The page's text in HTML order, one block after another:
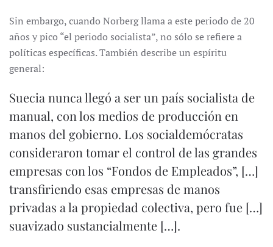
Sin embargo, cuando Norberg llama a este periodo de 20
años y pico “el periodo socialista”, no sólo se refiere a
políticas específicas. También describe un espíritu
general:
Suecia nunca llegó a ser un país socialista de
manual, con los medios de producción en
manos del gobierno. Los socialdemócratas
consideraron tomar el control de las grandes
empresas con los “Fondos de Empleados”, […]
transfiriendo esas empresas de manos
privadas a la propiedad colectiva, pero fue […]
suavizado sustancialmente […].